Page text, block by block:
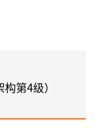
第4级）